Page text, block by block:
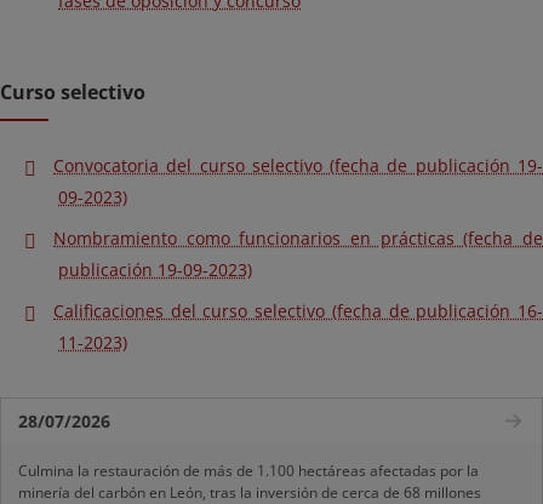
Curso selectivo
Convocatoria del curso selectivo (fecha de publicación 19-
09-2023)
Nombramiento como funcionarios en prácticas (fecha de
publicación 19-09-2023)
Calificaciones del curso selectivo (fecha de publicación 16-
11-2023)
28/07/2026
Culmina la restauración de más de 1.100 hectáreas afectadas por la
minería del carbón en León, tras la inversión de cerca de 68 millones